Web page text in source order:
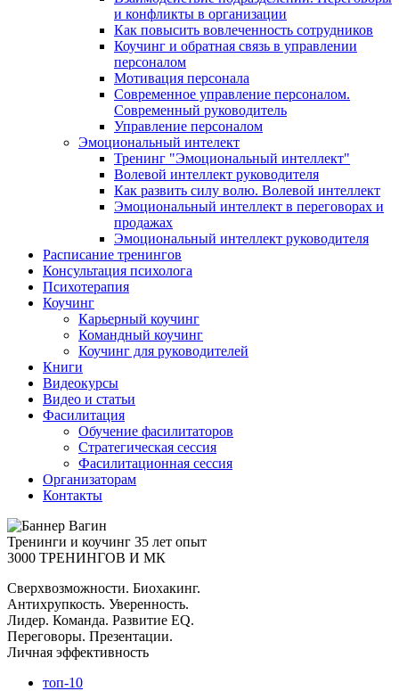
и конфликты в организации
Как повысить вовлеченность сотрудников
Коучинг и обратная связь в управлении
персоналом
Мотивация персонала
Современное управление персоналом.
Современный руководитель
Управление персоналом
Эмоциональный интелект
Тренинг "Эмоциональный интеллект"
Волевой интеллект руководителя
Как развить силу волю. Волевой интеллект
Эмоциональный интеллект в переговорах и
продажах
Эмоциональный интеллект руководителя
Расписание тренингов
Консультация психолога
Психотерапия
Коучинг
Карьерный коучинг
Командный коучинг
Коучинг для руководителей
Книги
Видеокурсы
Видео и статьи
Фасилитация
Обучение фасилитаторов
Стратегическая сессия
Фасилитационная сессия
Организаторам
Контакты
Тренинги и коучинг 35 лет опыт
3000 ТРЕНИНГОВ И МК
Сверхвозможности. Биохакинг.
Антихрупкость. Уверенность.
Лидер. Команда. Развитие EQ.
Переговоры. Презентации.
Личная эффективность
топ-10